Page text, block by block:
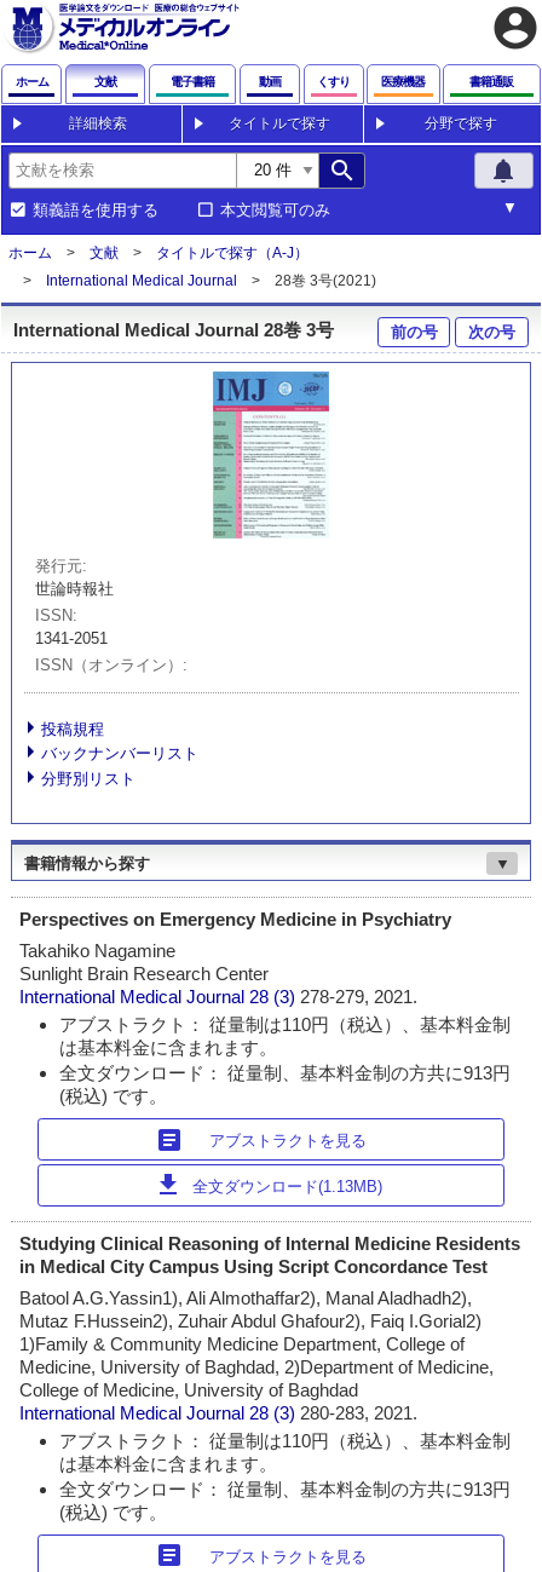
account_circle
ホーム 文献 電子書籍 動画 くすり 医療機器 書籍通販
詳細検索 タイトルで探す 分野で探す
search notifications
類義語を使用する 本文閲覧可のみ
ホーム 文献
タイトルで探す（A-J）
International Medical Journal
28巻 3号(2021)
International Medical Journal 28巻 3号 前の号 次の号
発行元
世論時報社
ISSN
1341-2051
ISSN（オンライン）
投稿規程
バックナンバーリスト
分野別リスト
書籍情報から探す ▼
Perspectives on Emergency Medicine in Psychiatry
Takahiko Nagamine
Sunlight Brain Research Center
International Medical Journal 28 (3)278-279, 2021.
アブストラクト： 従量制は110円（税込）、基本料金制
は基本料金に含まれます。
全文ダウンロード： 従量制、基本料金制の方共に913円
(税込) です。
article アブストラクトを見る
download 全文ダウンロード(1.13MB)
Studying Clinical Reasoning of Internal Medicine Residents
in Medical City Campus Using Script Concordance Test
Batool A.G.Yassin1), Ali Almothaffar2), Manal Aladhadh2),
Mutaz F.Hussein2), Zuhair Abdul Ghafour2), Faiq I.Gorial2)
1)Family & Community Medicine Department, College of
Medicine, University of Baghdad, 2)Department of Medicine,
College of Medicine, University of Baghdad
International Medical Journal 28 (3) 280-283, 2021.
アブストラクト： 従量制は110円（税込）、基本料金制
は基本料金に含まれます。
全文ダウンロード： 従量制、基本料金制の方共に913円
(税込) です。
article アブストラクトを見る